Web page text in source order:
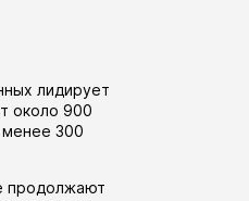
лидирует
около 900
300
продолжают